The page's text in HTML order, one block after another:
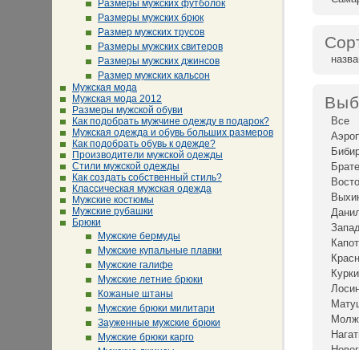
Размеры мужских футболок
Размеры мужских брюк
Размер мужских трусов
Размеры мужских свитеров
Размеры мужских джинсов
Размер мужских кальсон
Мужская мода
Мужская мода 2012
Размеры мужской обуви
Как подобрать мужчине одежду в подарок?
Мужская одежда и обувь больших размеров
Как подобрать обувь к одежде?
Производители мужской одежды
Стили мужской одежды
Как создать собственный стиль?
Классическая мужская одежда
Мужские костюмы
Мужские рубашки
Брюки
Мужские бермуды
Мужские купальные плавки
Мужские галифе
Мужские летние брюки
Кожаные штаны
Мужские брюки милитари
Зауженные мужские брюки
Мужские брюки карго
Все